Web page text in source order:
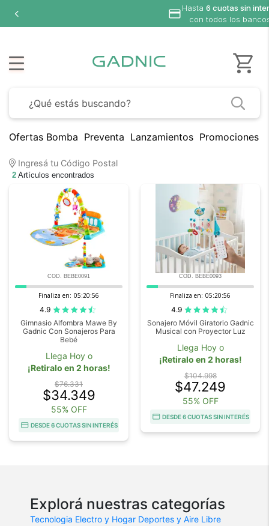
Hasta 6 cuotas sin
con todos los
Ofertas Bomba Preventa Lanzamientos Promociones
Ingresá tu Código Postal
2 Artículos encontrados
COD. BEBE0091
Finaliza en: 05:20:56
4.9
Gimnasio Alfombra Mawe By
Gadnic Con Sonajeros Para
Bebé
Llega Hoy o
¡Retiralo en 2 horas!
$76.331
$34.349
55% OFF
DESDE 6 CUOTAS SIN INTERÉS
COD. BEBE0093
Finaliza en: 05:20:56
4.9
Sonajero Móvil Giratorio Gadnic
Musical con Proyector Luz
Llega Hoy o
¡Retiralo en 2 horas!
$104.998
$47.249
55% OFF
DESDE 6 CUOTAS SIN INTERÉS
Explorá nuestras categorías
Tecnologia Electro y Hogar Deportes y Aire Libre